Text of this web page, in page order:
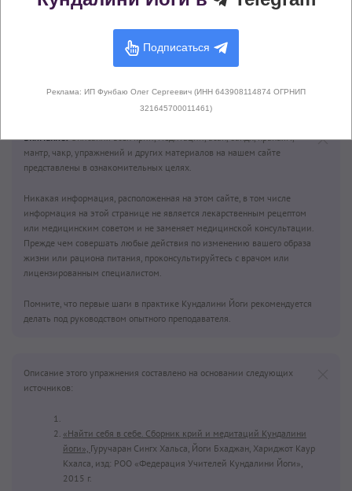
Поза Кобры
(Бхуджангасана)
Внимание!Описания всех крий, медитаций, асан, бандх, пранаям,
мантр, чакр, упражнений и других материалов на нашем сайте
представлены в ознакомительных целях.
Никакая информация, расположенная на этом сайте, в том числе
информация на этой странице не является лекарственным рецептом
или медицинским советом и не заменяет медицинской консультации.
Прежде чем совершать любые действия по изменению вашего образа
жизни или рациона питания, проконсультируйтесь с врачом или
лицензированным специалистом.
Помните, что первые шаги в практике Кундалини Йоги рекомендуется
делать под руководством опытного преподавателя.
Описание этого упражнения составлено на основании следующих
источников:
«Найти себя в себе. Сборник крий и медитаций Кундалини
йоги», Гуручаран Сингх Хальса, Йоги Бхаджан, Хариджот Каур
Кхалса, изд: РОО «Федерация Учителей Кундалини Йоги»,
2015 г.
Подписаться
Реклама: ИП Фунбаю Олег Сергеевич (ИНН 643908114874 ОГРНИП
321645700011461)